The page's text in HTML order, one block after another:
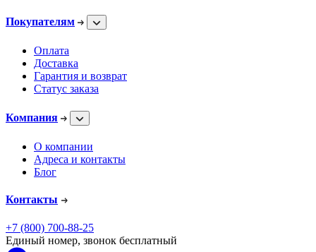
Покупателям
Оплата
Доставка
Гарантия и возврат
Статус заказа
Компания
О компании
Адреса и контакты
Блог
Контакты
+7 (800) 700-88-25
Единый номер, звонок бесплатный